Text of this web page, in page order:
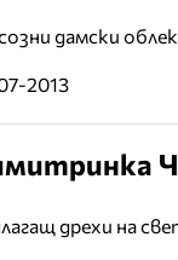
дамски
2013
дрехи на